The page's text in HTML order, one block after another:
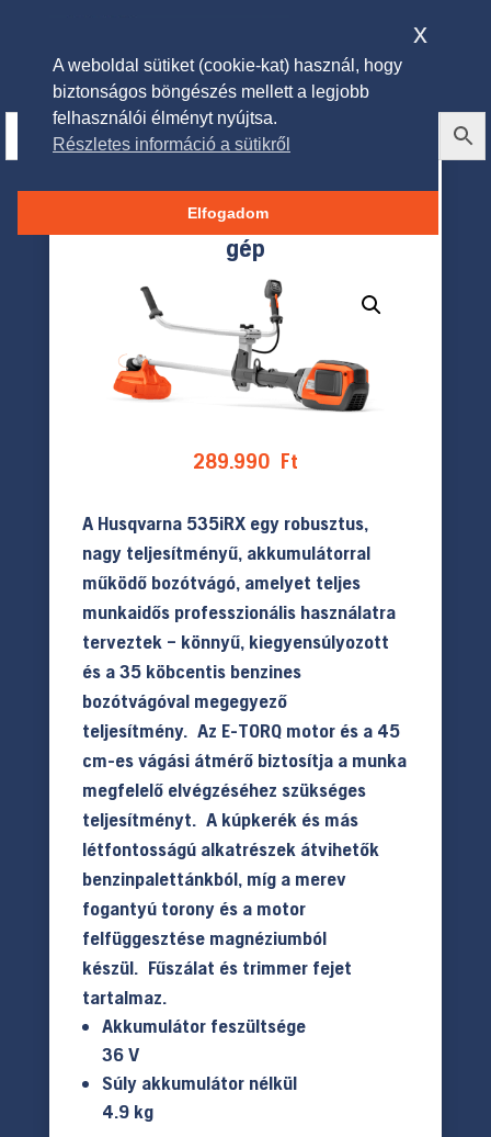
HUSQVARNA 535iRX
akkumulátoros fűkasza -csak
gép
289.990 Ft
A Husqvarna 535iRX egy robusztus,
nagy teljesítményű, akkumulátorral
működő bozótvágó, amelyet teljes
munkaidős professzionális használatra
terveztek – könnyű, kiegyensúlyozott
és a 35 köbcentis benzines
bozótvágóval megegyező
teljesítmény. Az E-TORQ motor és a 45
cm-es vágási átmérő biztosítja a munka
megfelelő elvégzéséhez szükséges
teljesítményt. A kúpkerék és más
létfontosságú alkatrészek átvihetők
benzinpalettánkból, míg a merev
fogantyú torony és a motor
felfüggesztése magnéziumból
készül. Fűszálat és trimmer fejet
tartalmaz.
Akkumulátor feszültsége
36 V
Súly akkumulátor nélkül
4.9 kg
A weboldal sütiket (cookie-kat) használ, hogy
biztonságos böngészés mellett a legjobb
felhasználói élményt nyújtsa.
Részletes információ a sütikről
Elfogadom
x